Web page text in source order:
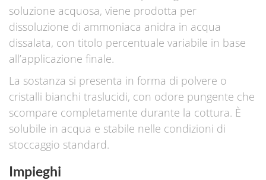
soluzione acquosa, viene prodotta per
dissoluzione di ammoniaca anidra in acqua
dissalata, con titolo percentuale variabile in base
all’applicazione finale.
La sostanza si presenta in forma di polvere o
cristalli bianchi traslucidi, con odore pungente che
scompare completamente durante la cottura. È
solubile in acqua e stabile nelle condizioni di
stoccaggio standard.
Impieghi